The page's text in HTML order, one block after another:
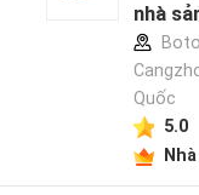
nhà
Quốc
5.0